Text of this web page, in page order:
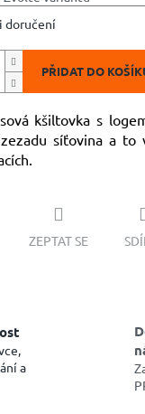
doručení
PŘIDAT DO
kšiltovka s
síťovina a to
ZEPTAT SE
a